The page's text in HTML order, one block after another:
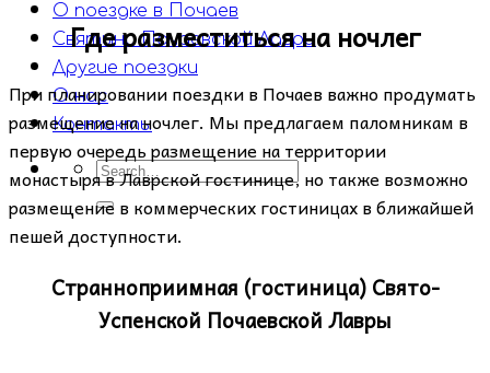
О поездке в Почаев
Святыни Почаевской Лавры
Другие поездки
О нас
Контакты
Где разместиться на ночлег
При планировании поездки в Почаев важно продумать
размещение на ночлег. Мы предлагаем паломникам в
первую очередь размещение на территории
монастыря в Лаврской гостинице, но также возможно
размещение в коммерческих гостиницах в ближайшей
пешей доступности.
Странноприимная (гостиница) Свято-
Успенской Почаевской Лавры